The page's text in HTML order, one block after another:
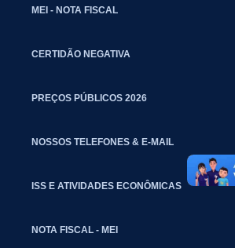
MEI - NOTA FISCAL
CERTIDÃO NEGATIVA
PREÇOS PÚBLICOS 2026
NOSSOS TELEFONES & E-MAIL
ISS E ATIVIDADES ECONÔMICAS
NOTA FISCAL - MEI